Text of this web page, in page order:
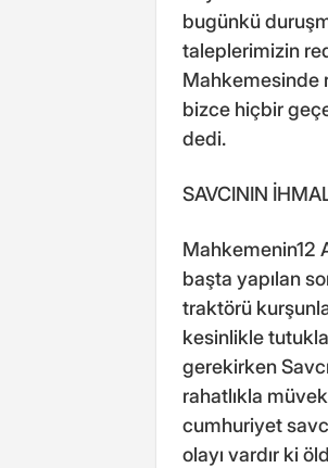
bugünkü
taleplerimizin
Mahkemesinde
bizce hiçbir
dedi.
SAVCININ
Mahkemenin12
başta yapılan
traktörü
kesinlikle
gerekirken
rahatlıkla
cumhuriyet
olayı vardır ki